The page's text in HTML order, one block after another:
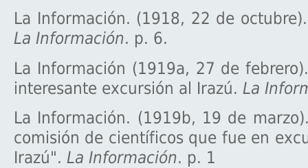
La Información. (1918, 22 de
La Información. p. 6.
La Información (1919a, 27 de
interesante excursión al Irazú. La
La Información. (1919b, 19 de
comisión de científicos que fue en
Irazú". La Información. p. 1